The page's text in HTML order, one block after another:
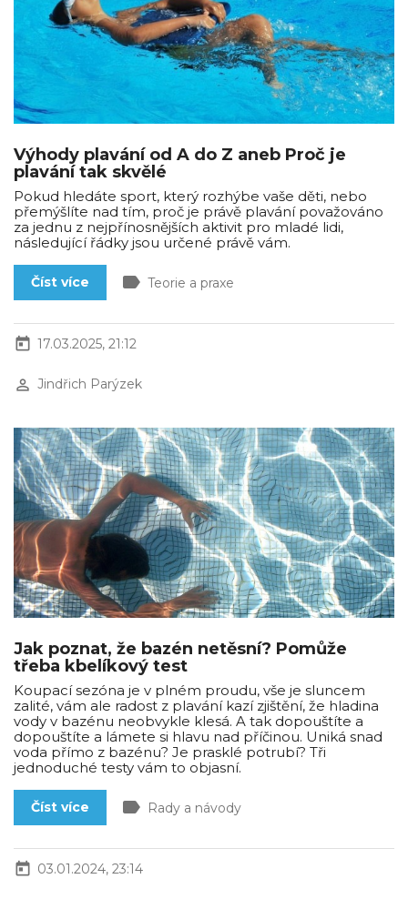
Výhody plavání od A do Z aneb Proč je
plavání tak skvělé
Pokud hledáte sport, který rozhýbe vaše děti, nebo
přemýšlíte nad tím, proč je právě plavání považováno
za jednu z nejpřínosnějších aktivit pro mladé lidi,
následující řádky jsou určené právě vám.
Číst více label Teorie a praxe
today 17.03.2025, 21:12
perm_identity Jindřich Parýzek
Jak poznat, že bazén netěsní? Pomůže
třeba kbelíkový test
Koupací sezóna je v plném proudu, vše je sluncem
zalité, vám ale radost z plavání kazí zjištění, že hladina
vody v bazénu neobvykle klesá. A tak dopouštíte a
dopouštíte a lámete si hlavu nad příčinou. Uniká snad
voda přímo z bazénu? Je prasklé potrubí? Tři
jednoduché testy vám to objasní.
Číst více label Rady a návody
today 03.01.2024, 23:14